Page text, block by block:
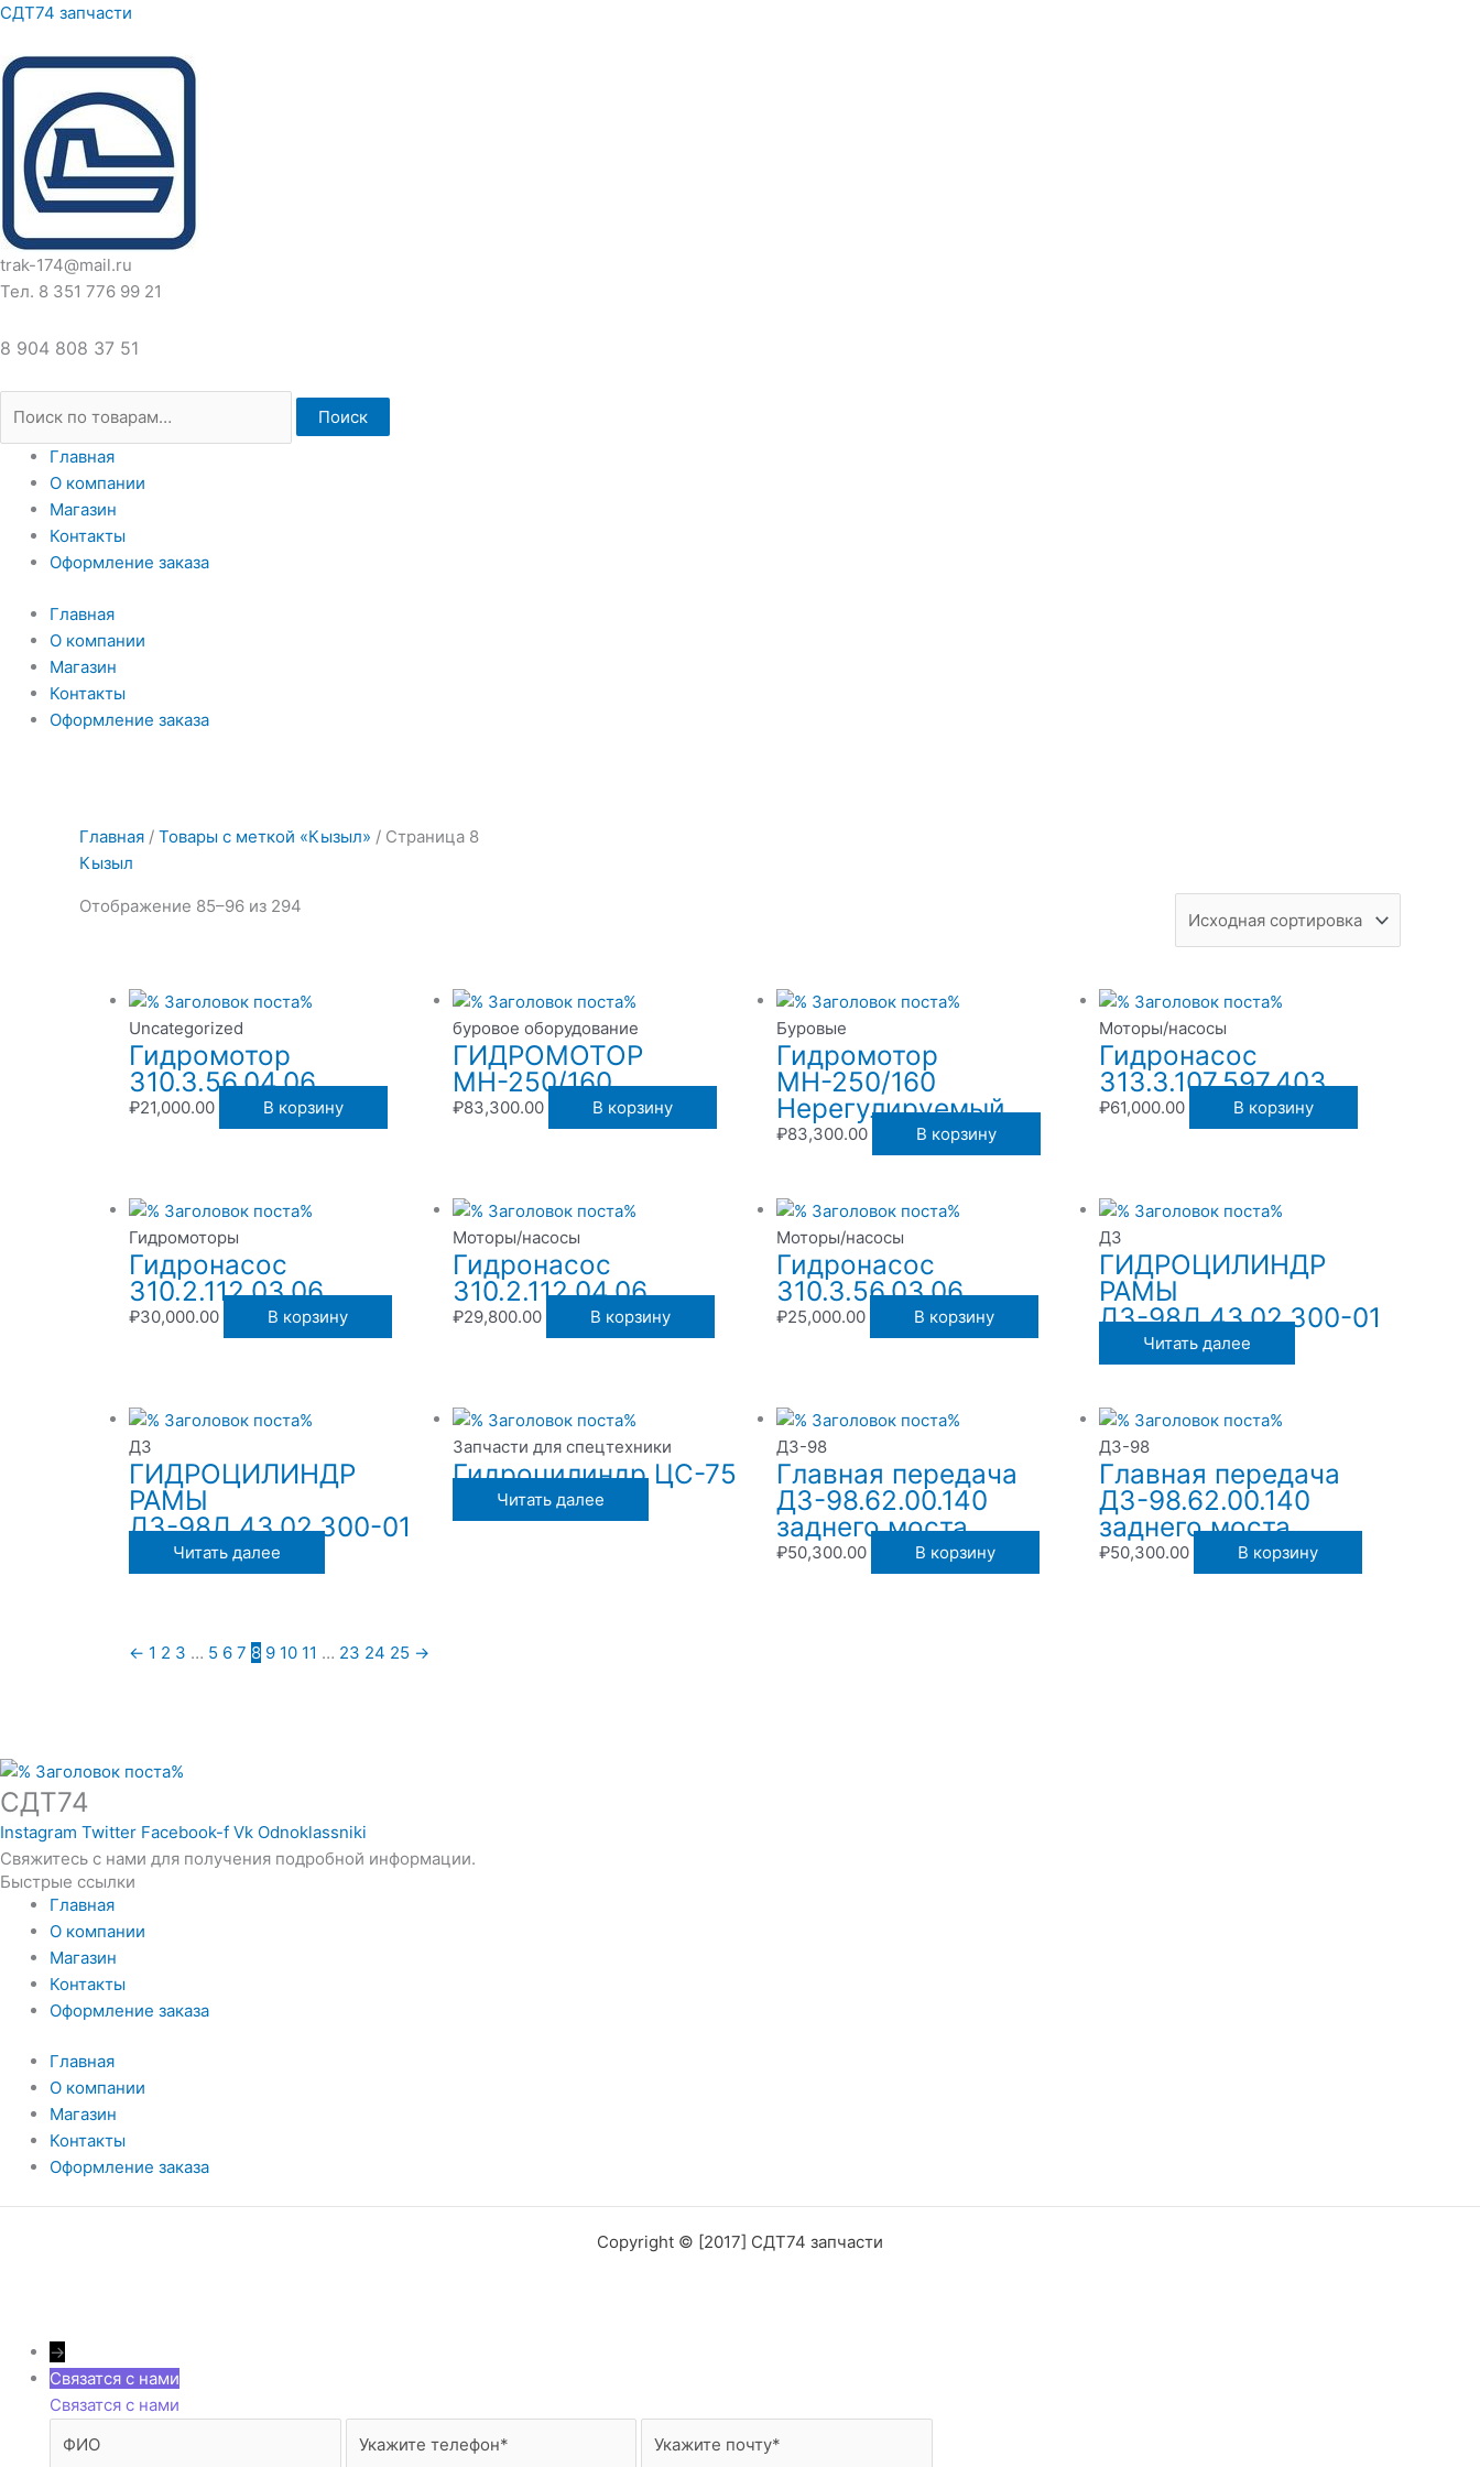
Перейти
содержимому
СДТ74 запчасти
trak-174@mail.ru
Тел. 8 351 776 99 21
8 904 808 37 51
Искать:
Поиск
Главная
О компании
Магазин
Контакты
Оформление заказа
Главная
О компании
Магазин
Контакты
Оформление заказа
Главная / Товары с меткой «Кызыл» / Страница 8
Кызыл
Отображение 85–96 из 294
Uncategorized
Гидромотор
310.3.56.04.06
₽21,000.00 В корзину
буровое оборудование
ГИДРОМОТОР
МН-250/160
₽83,300.00 В корзину
Буровые
Гидромотор
МН-250/160
Нерегулируемый
₽83,300.00 В корзину
Моторы/насосы
Гидронасос
313.3.107.597.403
₽61,000.00 В корзину
Гидромоторы
Гидронасос
310.2.112.03.06
₽30,000.00 В корзину
Моторы/насосы
Гидронасос
310.2.112.04.06
₽29,800.00 В корзину
Моторы/насосы
Гидронасос
310.3.56.03.06
₽25,000.00 В корзину
ДЗ
ГИДРОЦИЛИНДР
РАМЫ
ДЗ-98Д.43.02.300-01
Читать далее
ДЗ
ГИДРОЦИЛИНДР
РАМЫ
ДЗ-98Д.43.02.300-01
Читать далее
Запчасти для спецтехники
Гидроцилиндр ЦС-75
Читать далее
ДЗ-98
Главная передача
ДЗ-98.62.00.140
заднего моста
₽50,300.00 В корзину
ДЗ-98
Главная передача
ДЗ-98.62.00.140
заднего моста
₽50,300.00 В корзину
← 1 2 3 … 5 6 7 8 9 10 11 … 23 24 25 →
СДТ74
Instagram Twitter Facebook-f Vk Odnoklassniki
Свяжитесь с нами для получения подробной информации.
Быстрые ссылки
Главная
О компании
Магазин
Контакты
Оформление заказа
Главная
О компании
Магазин
Контакты
Оформление заказа
Copyright © [2017] СДТ74 запчасти
→
Связатся с нами
Связатся с нами